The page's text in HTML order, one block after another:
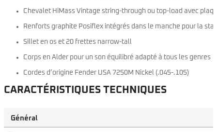
Chevalet HiMass Vintage string-through ou top-load avec
Renforts graphite Posiflex intégrés dans le manche pour la
Sillet en os et 20 frettes narrow-tall
Corps en Alder pour un son équilibré adapté à tous les genres
Cordes d’origine Fender USA 7250M Nickel (.045-.105)
CARACTÉRISTIQUES TECHNIQUES
Général